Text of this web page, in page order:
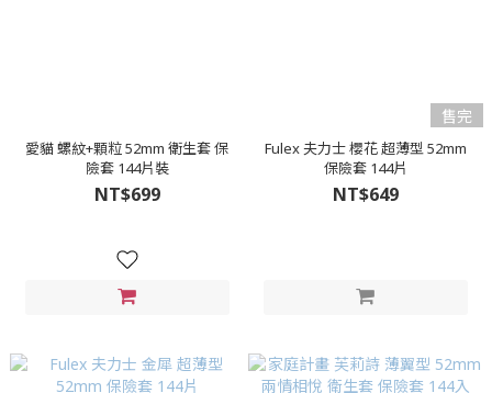
愛貓 螺紋+顆粒 52mm 衛生套 保
險套 144片裝
NT$699
售完
Fulex 夫力士 櫻花 超薄型 52mm
保險套 144片
NT$649